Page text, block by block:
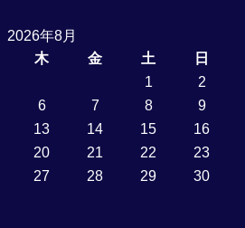
2026年8月
木 金 土
日
1
2
6 7 8
9
13 14 15
16
20 21 22
23
27 28 29
30